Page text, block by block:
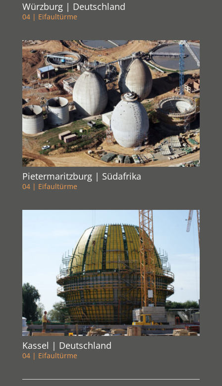
Würzburg | Deutschland
04 | Eifaultürme
Pietermaritzburg | Südafrika
04 | Eifaultürme
Kassel | Deutschland
04 | Eifaultürme